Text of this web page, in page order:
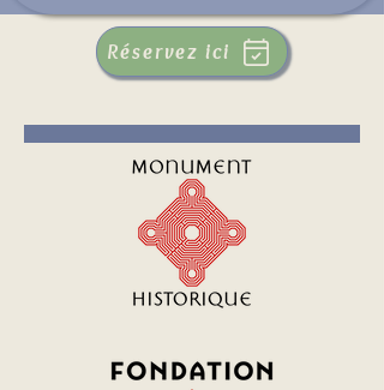
Réservez ici